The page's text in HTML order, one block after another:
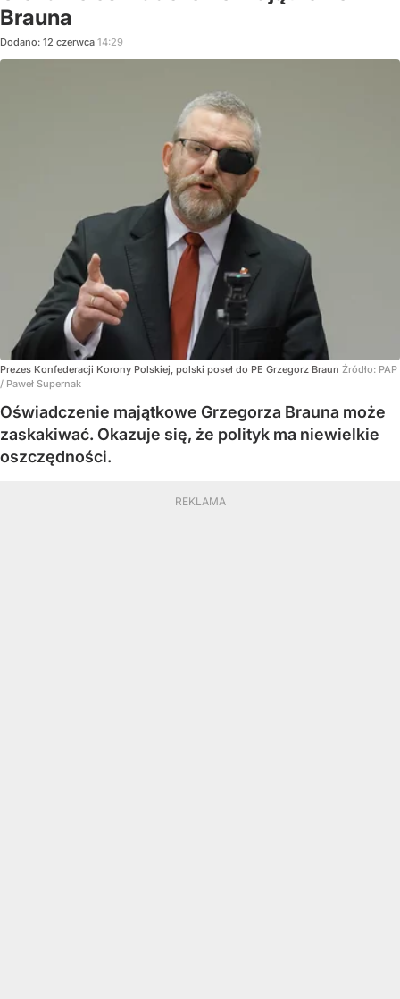
Brauna
Dodano: 12 czerwca 14:29
Prezes Konfederacji Korony Polskiej, polski poseł do PE Grzegorz Braun Źródło: PAP
/ Paweł Supernak
Oświadczenie majątkowe Grzegorza Brauna może
zaskakiwać. Okazuje się, że polityk ma niewielkie
oszczędności.